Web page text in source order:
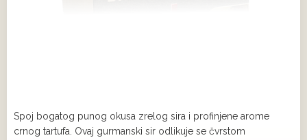
Spoj bogatog punog okusa zrelog sira i profinjene arome
crnog tartufa. Ovaj gurmanski sir odlikuje se čvrstom